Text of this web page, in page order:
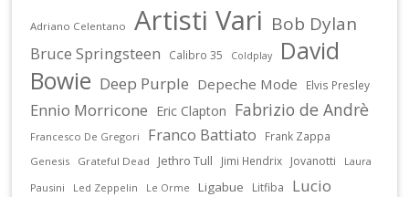
Adriano Celentano Artisti Vari Bob Dylan
Bruce Springsteen Calibro 35 Coldplay
David
Bowie Deep Purple Depeche Mode Elvis Presley
Ennio Morricone Eric Clapton Fabrizio de Andrè
Francesco De Gregori Franco Battiato Frank Zappa
Genesis Grateful Dead Jethro Tull Jimi Hendrix Jovanotti
Laura
Pausini
Led Zeppelin Le Orme Ligabue Litfiba
Lucio